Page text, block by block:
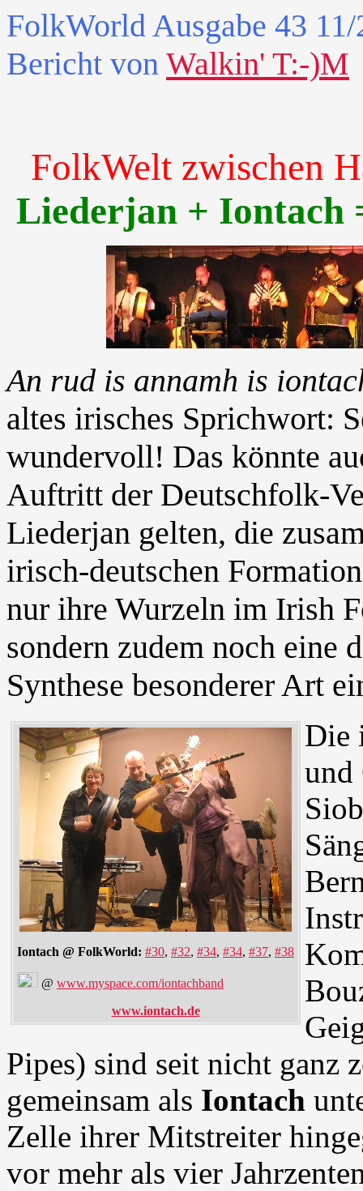
FolkWorldAusgabe 43
Bericht von Walkin' T:-)M
FolkWelt zwischen
Liederjan + Iontach
An rud is annamh is
altes irisches Sprichwort:
wundervoll! Das könnte
Auftritt der Deutschfolk-
Liederjan gelten, die
irisch-deutschen
nur ihre Wurzeln im Irish
sondern zudem noch eine
Synthese besonderer Art
Iontach @ FolkWorld: #30, #32, #34, #34, #37, #38
@ www.myspace.com/iontachband
www.iontach.de
Die
und
Pipes) sind seit nicht ganz
gemeinsam als Iontach
Zelle ihrer Mitstreiter
vor mehr als vier